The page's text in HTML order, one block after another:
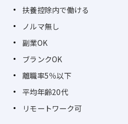
扶養控除内で働ける
ノルマ無し
副業OK
ブランクOK
離職率5％以下
平均年齢20代
リモートワーク可